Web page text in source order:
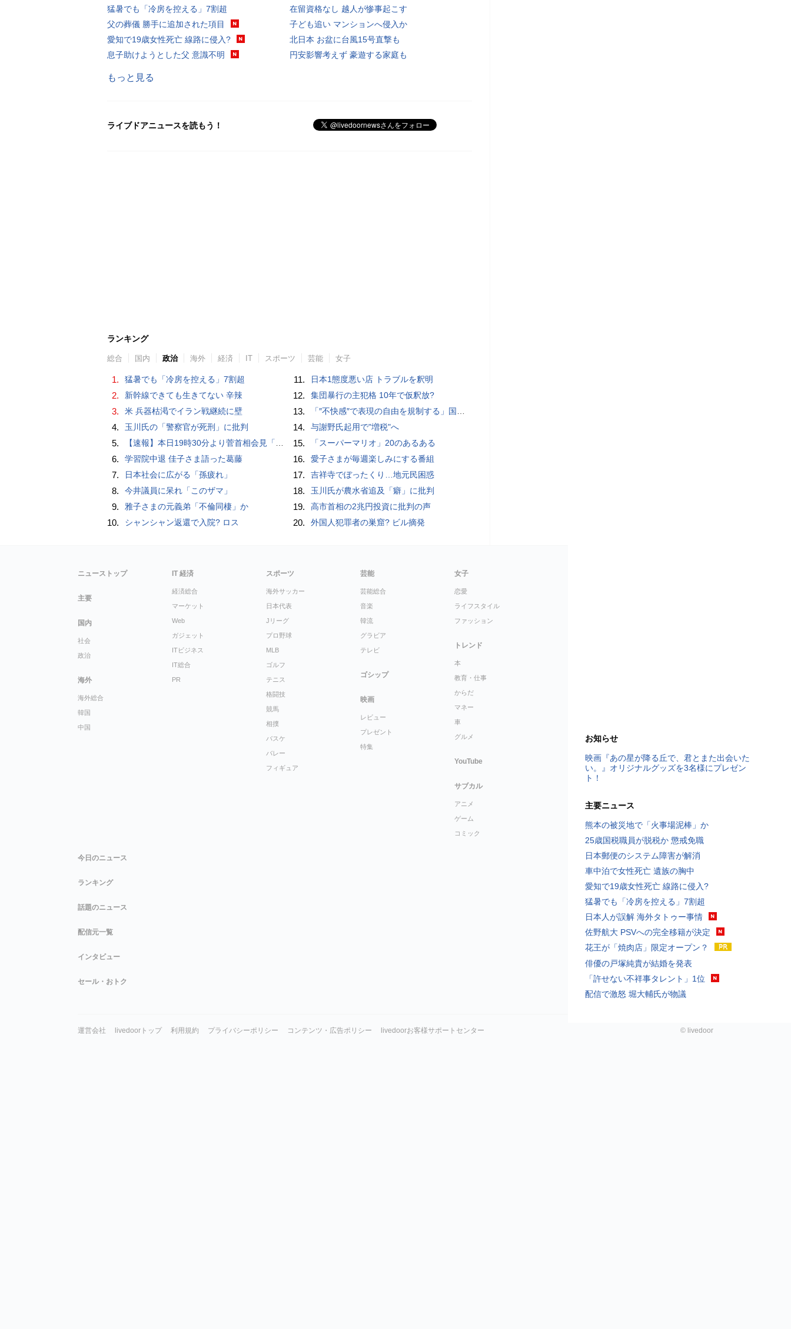
猛暑でも「冷房を控える」7割超
父の葬儀 勝手に追加された項目
愛知で19歳女性死亡 線路に侵入?
息子助けようとした父 意識不明
在留資格なし 越人が惨事起こす
子ども追い マンションへ侵入か
北日本 お盆に台風15号直撃も
円安影響考えず 豪遊する家庭も
もっと見る
ライブドアニュースを読もう！
ランキング
総合 国内 政治 海外 経済 IT スポーツ 芸能 女子
1. 猛暑でも「冷房を控える」7割超
2. 新幹線できても生きてない 辛辣
3. 米 兵器枯渇でイラン戦継続に壁
4. 玉川氏の「警察官が死刑」に批判
5. 【速報】本日19時30分より菅首相会見「国民へのメッセージ」
6. 学習院中退 佳子さま語った葛藤
7. 日本社会に広がる「孫疲れ」
8. 今井議員に呆れ「このザマ」
9. 雅子さまの元義弟「不倫同棲」か
10. シャンシャン返還で入院? ロス
11. 日本1態度悪い店 トラブルを釈明
12. 集団暴行の主犯格 10年で仮釈放?
13. 「″不快感″で表現の自由を規制する」国旗損壊罪はそもそも憲法違反!?
14. 与謝野氏起用で"増税"へ
15. 「スーパーマリオ」20のあるある
16. 愛子さまが毎週楽しみにする番組
17. 吉祥寺でぼったくり…地元民困惑
18. 玉川氏が農水省追及「癖」に批判
19. 高市首相の2兆円投資に批判の声
20. 外国人犯罪者の巣窟? ビル摘発
お知らせ
映画『あの星が降る丘で、君とまた出会いた
い。』オリジナルグッズを3名様にプレゼン
ト！
主要ニュース
熊本の被災地で「火事場泥棒」か
25歳国税職員が脱税か 懲戒免職
日本郵便のシステム障害が解消
車中泊で女性死亡 遺族の胸中
愛知で19歳女性死亡 線路に侵入?
猛暑でも「冷房を控える」7割超
日本人が誤解 海外タトゥー事情
佐野航大 PSVへの完全移籍が決定
花王が「焼肉店」限定オープン？
俳優の戸塚純貴が結婚を発表
「許せない不祥事タレント」1位
配信で激怒 堀大輔氏が物議
ニューストップ
主要
国内
社会
政治
海外
海外総合
韓国
中国
IT 経済
経済総合
マーケット
Web
ガジェット
ITビジネス
IT総合
PR
スポーツ
海外サッカー
日本代表
Jリーグ
プロ野球
MLB
ゴルフ
テニス
格闘技
競馬
相撲
バスケ
バレー
フィギュア
芸能
芸能総合
音楽
韓流
グラビア
テレビ
ゴシップ
映画
レビュー
プレゼント
特集
女子
恋愛
ライフスタイル
ファッション
トレンド
本
教育・仕事
からだ
マネー
車
グルメ
YouTube
サブカル
アニメ
ゲーム
コミック
今日のニュース
ランキング
話題のニュース
配信元一覧
インタビュー
セール・おトク
運営会社 livedoorトップ 利用規約 プライバシーポリシー コンテンツ・広告ポリシー livedoorお客様サポートセンター © livedoor